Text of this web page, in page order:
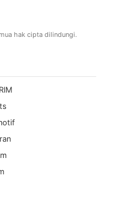
hak cipta dilindungi.